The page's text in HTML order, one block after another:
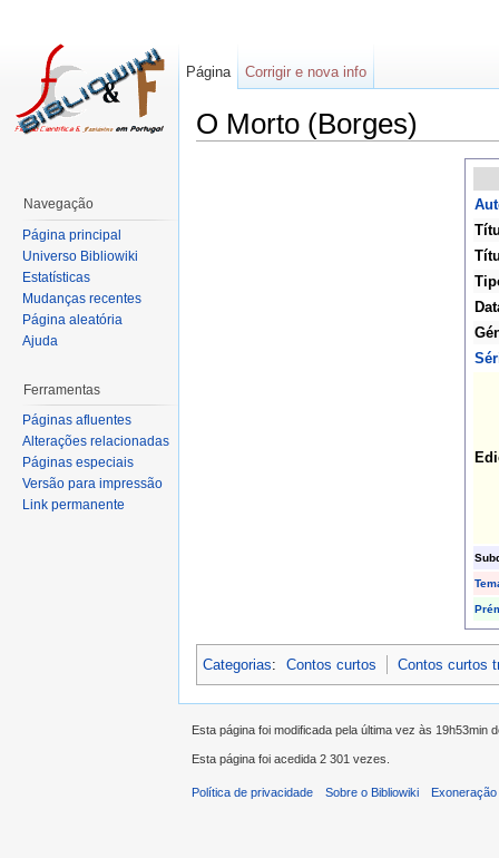
O Morto (Borges)
Categorias: Contos curtos Contos curtos
Página Corrigir e nova info
Navegação
Página principal
Universo Bibliowiki
Estatísticas
Mudanças recentes
Página aleatória
Ajuda
Ferramentas
Páginas afluentes
Alterações relacionadas
Páginas especiais
Versão para impressão
Link permanente
Esta página foi modificada pela última vez às 19h53min
Esta página foi acedida 2 301 vezes.
Política de privacidade Sobre o Bibliowiki